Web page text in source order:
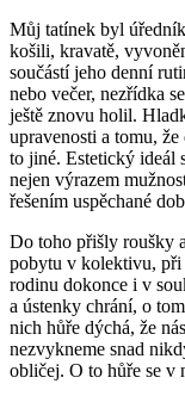
Můj tatínek byl
košili, kravatě,
součástí jeho denní
nebo večer, nezřídka
ještě znovu holil.
upravenosti a tomu,
to jiné. Estetický ideál
nejen výrazem
řešením uspěchané
Do toho přišly roušky
pobytu v kolektivu, při
rodinu dokonce i v
a ústenky chrání, o
nich hůře dýchá, že
nezvykneme snad
obličej. O to hůře se v